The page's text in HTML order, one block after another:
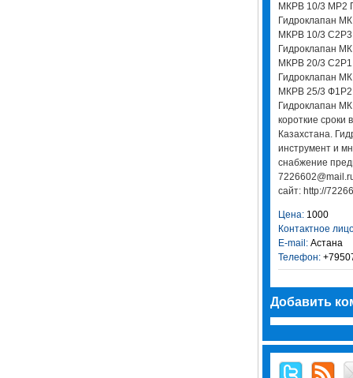
МКРВ 10/3 МР2
Гидроклапан
МКРВ 10/3
Гидроклапан
МКРВ 20/3
Гидроклапан
МКРВ 25/3
Гидроклапан
короткие сроки
Казахстана.
инструмент и
снабжение
сайт: http://
Цена:1000
Контактное
E-mail:Астана
Телефон:
Добавить